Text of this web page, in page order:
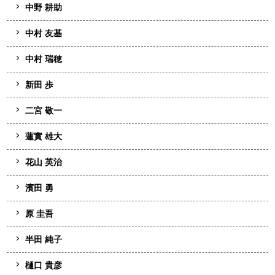
中野 耕助
中村 友基
中村 瑞穂
新田 歩
二宮 敬一
蓮實 雄大
花山 英治
濱田 勇
原 圭吾
半田 純子
樋口 貴彦